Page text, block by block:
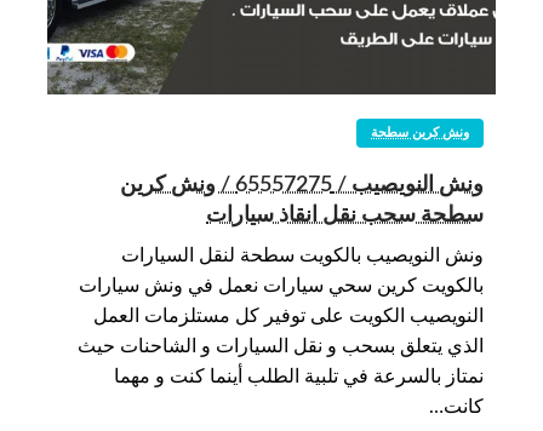
ونش كرين سطحة
ونش النويصيب / 65557275 / ونش كرين
سطحة سحب نقل انقاذ سيارات
ونش النويصيب بالكويت سطحة لنقل السيارات
بالكويت كرين سحي سيارات نعمل في ونش سيارات
النويصيب الكويت على توفير كل مستلزمات العمل
الذي يتعلق بسحب و نقل السيارات و الشاحنات حيث
نمتاز بالسرعة في تلبية الطلب أينما كنت و مهما
كانت…